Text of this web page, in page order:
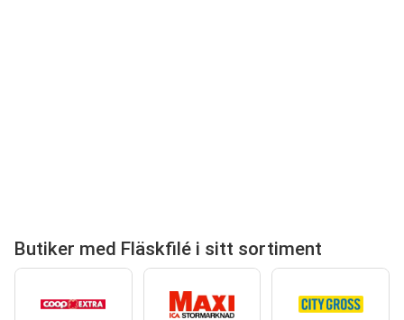
Butiker med Fläskfilé i sitt sortiment